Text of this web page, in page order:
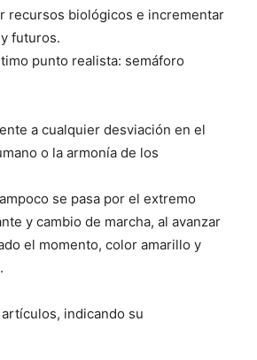
recursos biológicos e incrementar
futuros.
punto realista: semáforo
a cualquier desviación en el
o la armonía de los
se pasa por el extremo
y cambio de marcha, al avanzar
el momento, color amarillo y
indicando su